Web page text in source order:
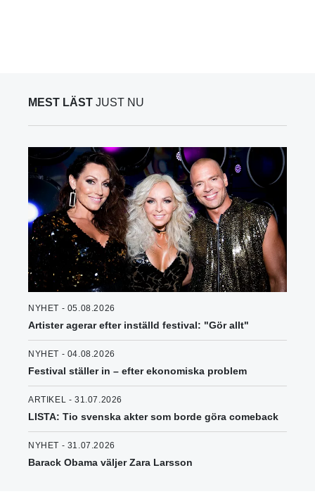
MEST LÄST JUST NU
NYHET - 05.08.2026
Artister agerar efter inställd festival: "Gör allt"
NYHET - 04.08.2026
Festival ställer in – efter ekonomiska problem
ARTIKEL - 31.07.2026
LISTA: Tio svenska akter som borde göra comeback
NYHET - 31.07.2026
Barack Obama väljer Zara Larsson